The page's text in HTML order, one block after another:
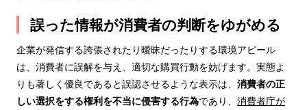
誤った情報が消費者の判断をゆがめる
企業が発信する誇張されたり曖昧だったりする環境アピール
は、消費者に誤解を与え、適切な購買行動を妨げます。実態よ
りも著しく優良であると誤認させるような表示は、 消費者の正
しい選択をする権利を不当に侵害する行為であり、 消費者庁が